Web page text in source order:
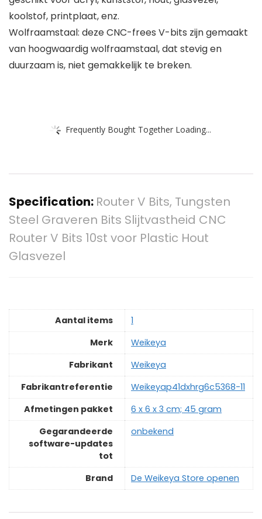
koolstof, printplaat, enz.
Wolfraamstaal: deze CNC-frees V-bits zijn gemaakt
van hoogwaardig wolfraamstaal, dat stevig en
duurzaam is, niet gemakkelijk te breken.
Frequently Bought Together Loading...
Specification: Router V Bits, Tungsten
Steel Graveren Bits Slijtvastheid CNC
Router V Bits 10st voor Plastic Hout
Glasvezel
Aantal items
‎1
Merk
‎Weikeya
Fabrikant
‎Weikeya
Fabrikantreferentie
‎Weikeyap41dxhrg6c5368-11
Afmetingen pakket
‎6 x 6 x 3 cm; 45 gram
Gegarandeerde
software-updates
tot
‎onbekend
Brand De Weikeya Store openen